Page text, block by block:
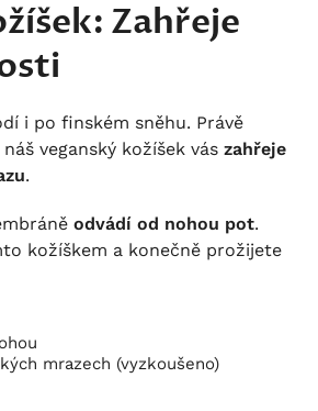
Zahřeje
i po finském sněhu. Právě
veganský kožíšek vás zahřeje
.
odvádí od nohou pot.
kožíškem a konečně prožijete
mrazech (vyzkoušeno)